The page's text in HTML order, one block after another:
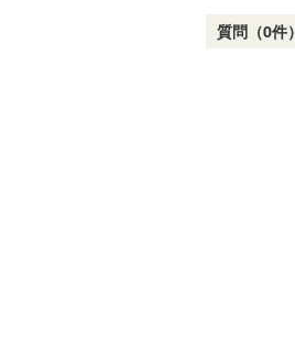
質問（0件）